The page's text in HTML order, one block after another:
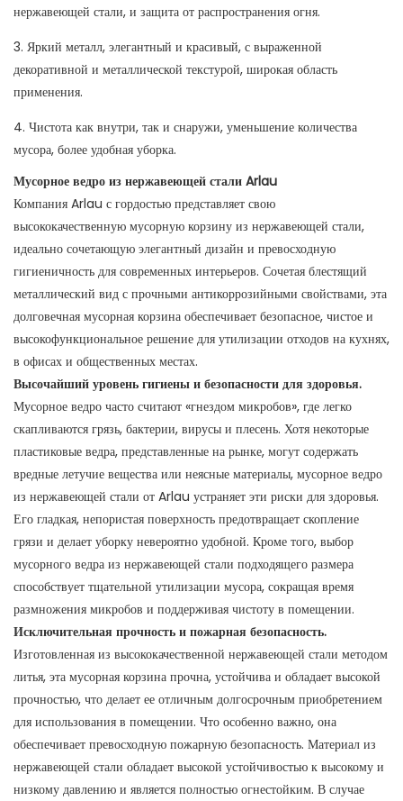
нержавеющей стали, и защита от распространения огня.
3. Яркий металл, элегантный и красивый, с выраженной
декоративной и металлической текстурой, широкая область
применения.
4. Чистота как внутри, так и снаружи, уменьшение количества
мусора, более удобная уборка.
Мусорное ведро из нержавеющей стали Arlau
Компания Arlau с гордостью представляет свою
высококачественную мусорную корзину из нержавеющей стали,
идеально сочетающую элегантный дизайн и превосходную
гигиеничность для современных интерьеров. Сочетая блестящий
металлический вид с прочными антикоррозийными свойствами, эта
долговечная мусорная корзина обеспечивает безопасное, чистое и
высокофункциональное решение для утилизации отходов на кухнях,
в офисах и общественных местах.
Высочайший уровень гигиены и безопасности для здоровья.
Мусорное ведро часто считают «гнездом микробов», где легко
скапливаются грязь, бактерии, вирусы и плесень. Хотя некоторые
пластиковые ведра, представленные на рынке, могут содержать
вредные летучие вещества или неясные материалы, мусорное ведро
из нержавеющей стали от Arlau устраняет эти риски для здоровья.
Его гладкая, непористая поверхность предотвращает скопление
грязи и делает уборку невероятно удобной. Кроме того, выбор
мусорного ведра из нержавеющей стали подходящего размера
способствует тщательной утилизации мусора, сокращая время
размножения микробов и поддерживая чистоту в помещении.
Исключительная прочность и пожарная безопасность.
Изготовленная из высококачественной нержавеющей стали методом
литья, эта мусорная корзина прочна, устойчива и обладает высокой
прочностью, что делает ее отличным долгосрочным приобретением
для использования в помещении. Что особенно важно, она
обеспечивает превосходную пожарную безопасность. Материал из
нержавеющей стали обладает высокой устойчивостью к высокому и
низкому давлению и является полностью огнестойким. В случае